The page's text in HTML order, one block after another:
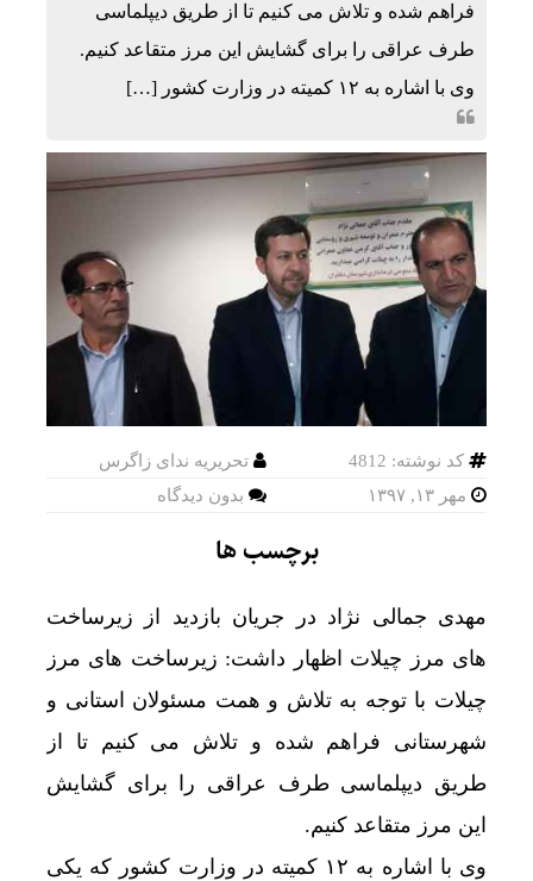
فراهم شده و تلاش می کنیم تا از طریق دیپلماسی
طرف عراقی را برای گشایش این مرز متقاعد کنیم.
وی با اشاره به ۱۲ کمیته در وزارت کشور […]
کد نوشته: 4812
تحریریه ندای زاگرس
مهر ۱۳, ۱۳۹۷
بدون دیدگاه
برچسب ها
مهدی جمالی نژاد در جریان بازدید از زیرساخت
های مرز چیلات اظهار داشت: زیرساخت های مرز
چیلات با توجه به تلاش و همت مسئولان استانی و
شهرستانی فراهم شده و تلاش می کنیم تا از
طریق دیپلماسی طرف عراقی را برای گشایش
این مرز متقاعد کنیم.
وی با اشاره به ۱۲ کمیته در وزارت کشور که یکی